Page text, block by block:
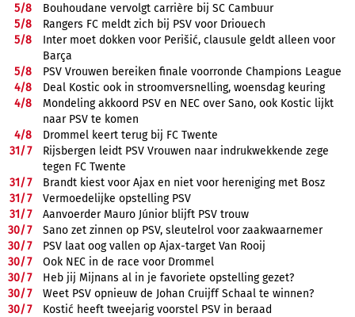
5/8
Bouhoudane vervolgt carrière bij SC Cambuur
5/8
Rangers FC meldt zich bij PSV voor Driouech
5/8
Inter moet dokken voor Perišić, clausule geldt alleen voor
Barça
5/8
PSV Vrouwen bereiken finale voorronde Champions League
4/8
Deal Kostic ook in stroomversnelling, woensdag keuring
4/8
Mondeling akkoord PSV en NEC over Sano, ook Kostic lijkt
naar PSV te komen
4/8
Drommel keert terug bij FC Twente
31/7
Rijsbergen leidt PSV Vrouwen naar indrukwekkende zege
tegen FC Twente
31/7
Brandt kiest voor Ajax en niet voor hereniging met Bosz
31/7
Vermoedelijke opstelling PSV
31/7
Aanvoerder Mauro Júnior blijft PSV trouw
30/7
Sano zet zinnen op PSV, sleutelrol voor zaakwaarnemer
30/7
PSV laat oog vallen op Ajax-target Van Rooij
30/7
Ook NEC in de race voor Drommel
30/7
Heb jij Mijnans al in je favoriete opstelling gezet?
30/7
Weet PSV opnieuw de Johan Cruijff Schaal te winnen?
30/7
Kostić heeft tweejarig voorstel PSV in beraad